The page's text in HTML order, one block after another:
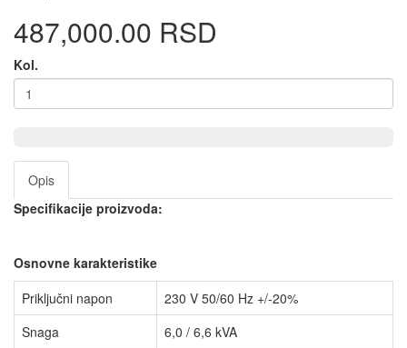
487,000.00 RSD
Kol.
Opis
Specifikacije proizvoda:
Osnovne karakteristike
Priključni napon
230 V 50/60 Hz +/-20%
Snaga
6,0 / 6,6 kVA